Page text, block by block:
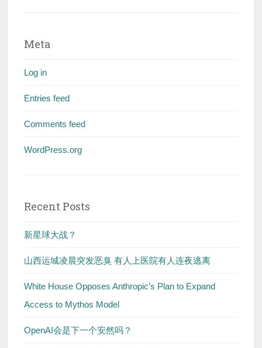
Meta
Log in
Entries feed
Comments feed
WordPress.org
Recent Posts
新星球大战？
山西运城凌晨突发恶臭 有人上医院有人连夜逃离
White House Opposes Anthropic’s Plan to Expand
Access to Mythos Model
OpenAI会是下一个安然吗？